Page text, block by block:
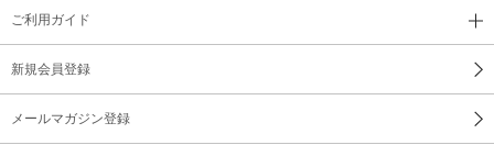
ご利用ガイド
新規会員登録
メールマガジン登録